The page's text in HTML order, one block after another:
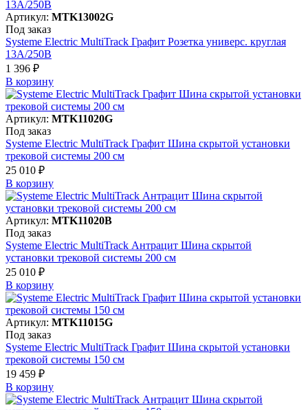
Артикул: MTK13002G
Под заказ
Systeme Electric MultiTrack Графит Розетка универс. круглая
13А/250В
1 396 ₽
В корзинy
Артикул: MTK11020G
Под заказ
Systeme Electric MultiTrack Графит Шина скрытой установки
трековой системы 200 см
25 010 ₽
В корзинy
Артикул: MTK11020B
Под заказ
Systeme Electric MultiTrack Антрацит Шина скрытой
установки трековой системы 200 см
25 010 ₽
В корзинy
Артикул: MTK11015G
Под заказ
Systeme Electric MultiTrack Графит Шина скрытой установки
трековой системы 150 см
19 459 ₽
В корзинy